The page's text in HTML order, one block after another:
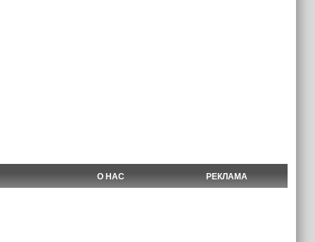
О НАС РЕКЛАМА